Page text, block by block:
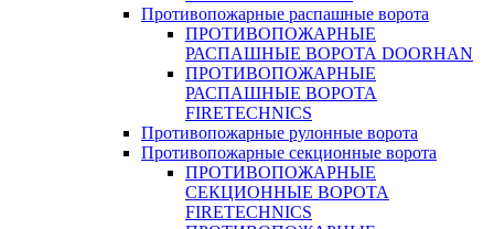
Противопожарные распашные ворота
ПРОТИВОПОЖАРНЫЕ
РАСПАШНЫЕ ВОРОТА DOORHAN
ПРОТИВОПОЖАРНЫЕ
РАСПАШНЫЕ ВОРОТА
FIRETECHNICS
Противопожарные рулонные ворота
Противопожарные секционные ворота
ПРОТИВОПОЖАРНЫЕ
СЕКЦИОННЫЕ ВОРОТА
FIRETECHNICS